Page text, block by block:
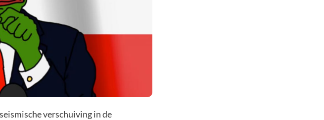
verschuiving in de